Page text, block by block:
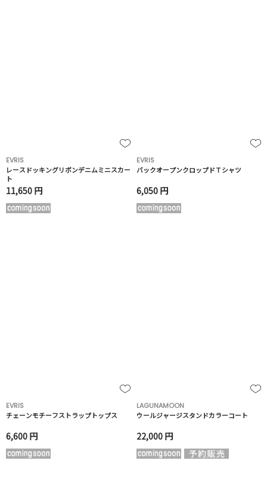
EVRIS
レースドッキングリボンデニムミニスカー
ト
11,650 円
EVRIS
バックオープンクロップドＴシャツ
6,050 円
EVRIS
チェーンモチーフストラップトップス
6,600 円
LAGUNAMOON
ウールジャージスタンドカラーコート
22,000 円